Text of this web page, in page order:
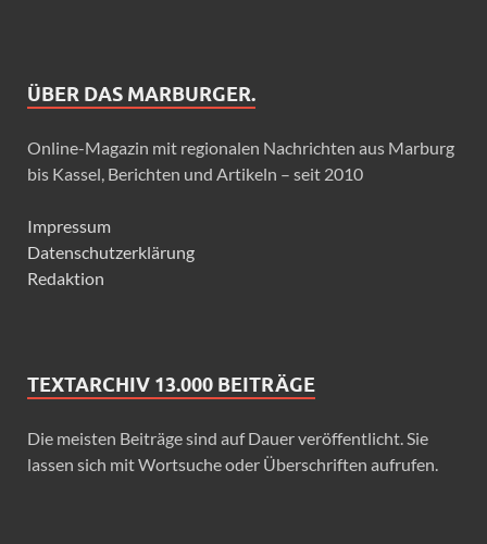
ÜBER DAS MARBURGER.
Online-Magazin mit regionalen Nachrichten aus Marburg
bis Kassel, Berichten und Artikeln – seit 2010
Impressum
Datenschutzerklärung
Redaktion
TEXTARCHIV 13.000 BEITRÄGE
Die meisten Beiträge sind auf Dauer veröffentlicht. Sie
lassen sich mit Wortsuche oder Überschriften aufrufen.